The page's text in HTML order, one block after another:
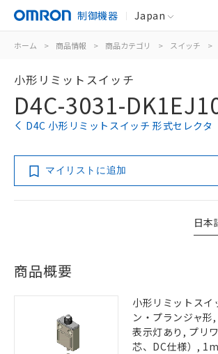
制御機器 Japan
ホーム > 商品情報 > 商品カテゴリ > スイッチ >
小形リミットスイッチ
D4C-3031-
D4C 小形リミットスイッチ 形式セレクタ
マイリストに追加
日本
商品概要
小形リミットスイ
ン・プランジャ形
表示灯あり, プリ
芯、DC仕様）, 1m